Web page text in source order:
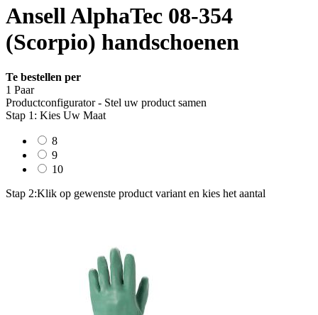
Ansell AlphaTec 08-354
(Scorpio) handschoenen
Te bestellen per
1 Paar
Productconfigurator - Stel uw product samen
Stap 1: Kies Uw Maat
8
9
10
Stap 2:Klik op gewenste product variant en kies het aantal